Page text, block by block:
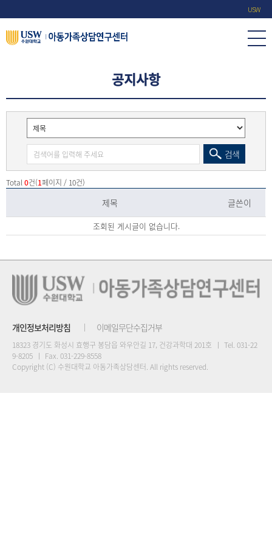
USW
공지사항
검색
Total0건(1페이지 / 10건)
제목 글쓴이
조회된 게시글이 없습니다.
개인정보처리방침 이메일무단수집거부
18323 경기도 화성시 효행구 봉담읍 와우안길 17, 건강과학대 201호
Tel. 031-22
9-8205
Fax. 031-229-8558
Copyright (C) 수원대학교 아동가족상담센터. All rights reserved.